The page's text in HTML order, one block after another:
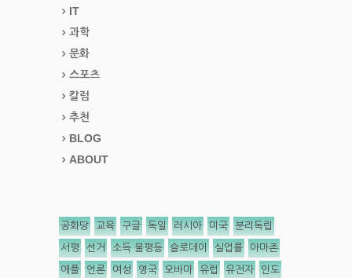
IT
과학
문화
스포츠
칼럼
추천
BLOG
ABOUT
공화당 교육 구글 독일 러시아 미국 분리독립
서평 선거 소득 불평등 슬로데이 실업률 아마존
애플 언론 여성 영국 오바마 유럽 유전자 인도